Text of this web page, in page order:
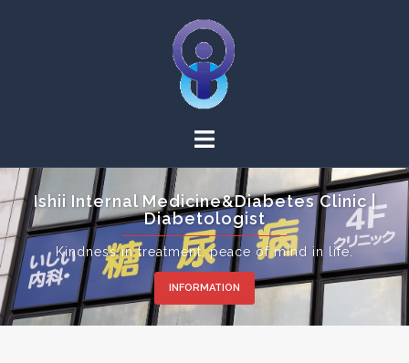
Ishii Internal Medicine&Diabetes Clinic |
Diabetologist
Kindness in treatment, peace of mind in life.
INFORMATION